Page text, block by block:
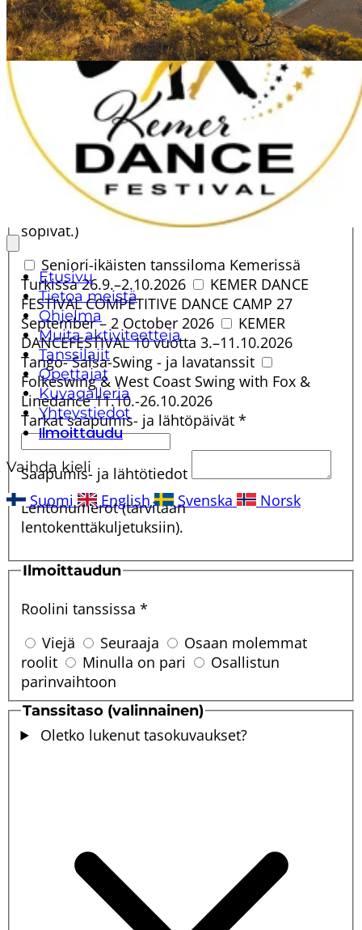
Etusivu
Tietoa meistä
Ohjelma
Muita aktiviteetteja
Tanssilajit
Opettajat
Kuvagalleria
Yhteystiedot
Ilmoittaudu
Vaihda kieli
Suomi English Svenska Norsk
Tähdellä (*) merkityt kentät ovat pakollisia.
Henkilötiedot
Kansallisuus*
Sähköposti*
Puhelinnumero *
Osallistuminen
Mihin haluat osallistua?
(Valitse kaikki
sopivat.)
Seniori-ikäisten tanssiloma Kemerissä
Turkissa 26.9.–2.10.2026
KEMER DANCE
FESTIVAL COMPETITIVE DANCE CAMP 27
September – 2 October 2026
KEMER
DANCEFESTIVAL 10 vuotta 3.–11.10.2026
Tango- Salsa-Swing - ja lavatanssit
Folkeswing & West Coast Swing with Fox &
Linedance 11.10.-26.10.2026
Tarkat saapumis- ja lähtöpäivät *
Saapumis- ja lähtötiedot
Lentonumerot (tarvitaan
lentokenttäkuljetuksiin).
Ilmoittaudun
Roolini tanssissa *
Viejä
Seuraaja
Osaan molemmat
roolit
Minulla on pari
Osallistun
parinvaihtoon
Tanssitaso (valinnainen)
Oletko lukenut tasokuvaukset?